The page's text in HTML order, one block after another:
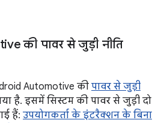
की पावर से जुड़ी नीति
Automotive की पावर से जुड़ी
है. इसमें सिस्टम की पावर से जुड़ी दो
हैं: उपयोगकर्ता के इंटरैक्शन के बिना